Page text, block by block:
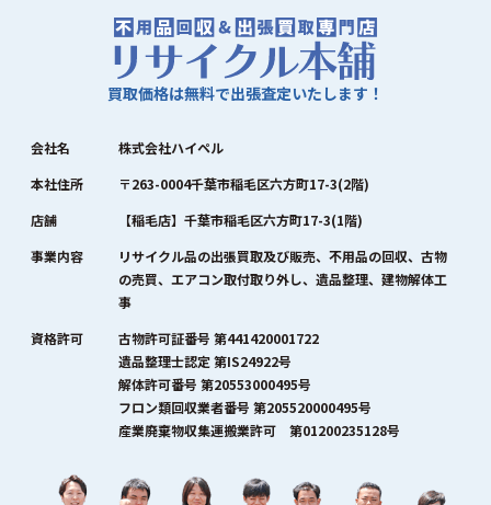
買取価格は無料で出張査定いたします！
会社名
株式会社ハイペル
本社住所
〒263-0004千葉市稲毛区六方町17-3(2階)
店舗
【稲毛店】千葉市稲毛区六方町17-3(1階)
事業内容
リサイクル品の出張買取及び販売、不用品の回収、古物
の売買、エアコン取付取り外し、遺品整理、建物解体工
事
資格許可
古物許可証番号 第441420001722
遺品整理士認定 第IS24922号
解体許可番号 第20553000495号
フロン類回収業者番号 第205520000495号
産業廃棄物収集運搬業許可 第01200235128号